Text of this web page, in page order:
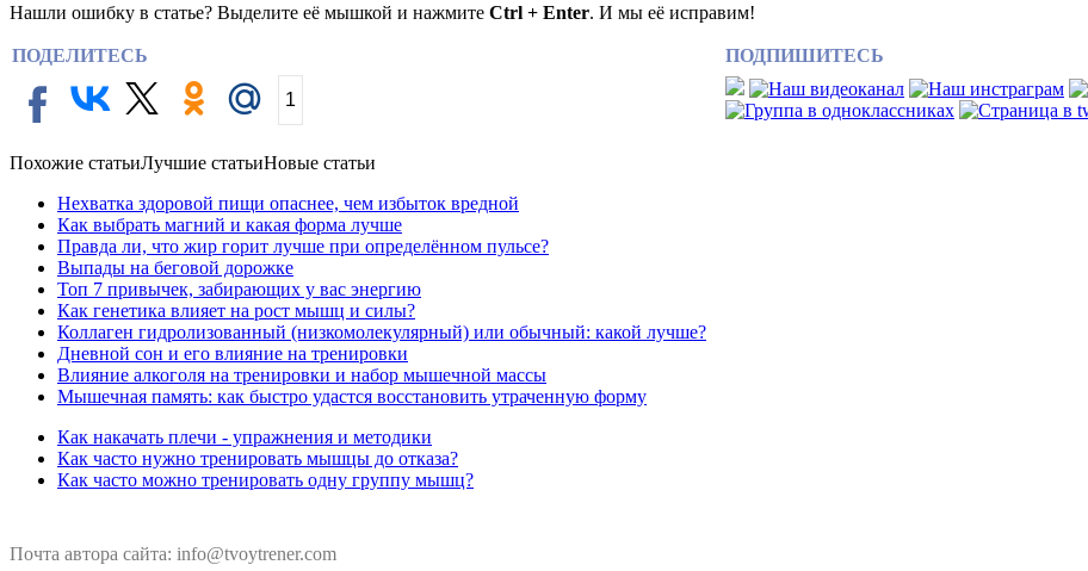
Нашли ошибку в статье? Выделите её мышкой и нажмите Ctrl + Enter. И мы её исправим!
ПОДЕЛИТЕСЬ ПОДПИШИТЕСЬ
1
Похожие статьиЛучшие статьиНовые статьи
Нехватка здоровой пищи опаснее, чем избыток вредной
Как выбрать магний и какая форма лучше
Правда ли, что жир горит лучше при определённом пульсе?
Выпады на беговой дорожке
Топ 7 привычек, забирающих у вас энергию
Как генетика влияет на рост мышц и силы?
Коллаген гидролизованный (низкомолекулярный) или обычный: какой лучше?
Дневной сон и его влияние на тренировки
Влияние алкоголя на тренировки и набор мышечной массы
Мышечная память: как быстро удастся восстановить утраченную форму
Как накачать плечи - упражнения и методики
Как часто нужно тренировать мышцы до отказа?
Как часто можно тренировать одну группу мышц?
Почта автора сайта: info@tvoytrener.com